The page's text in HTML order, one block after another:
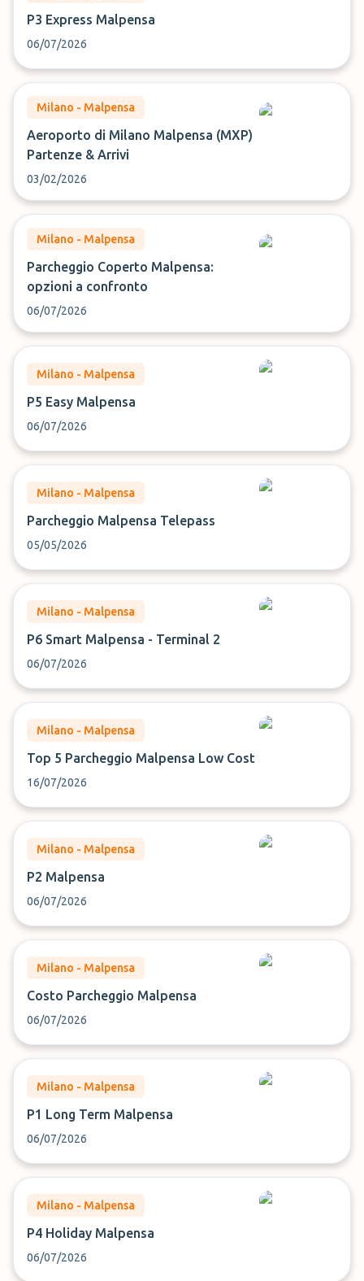
P3 Express Malpensa
06/07/2026
Milano - Malpensa
Aeroporto di Milano Malpensa (MXP)
Partenze & Arrivi
03/02/2026
Milano - Malpensa
Parcheggio Coperto Malpensa:
opzioni a confronto
06/07/2026
Milano - Malpensa
P5 Easy Malpensa
06/07/2026
Milano - Malpensa
Parcheggio Malpensa Telepass
05/05/2026
Milano - Malpensa
P6 Smart Malpensa - Terminal 2
06/07/2026
Milano - Malpensa
Top 5 Parcheggio Malpensa Low Cost
16/07/2026
Milano - Malpensa
P2 Malpensa
06/07/2026
Milano - Malpensa
Costo Parcheggio Malpensa
06/07/2026
Milano - Malpensa
P1 Long Term Malpensa
06/07/2026
Milano - Malpensa
P4 Holiday Malpensa
06/07/2026